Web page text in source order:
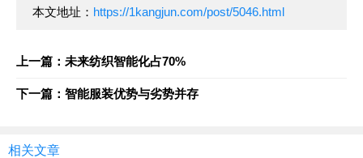
本文地址： https://1kangjun.com/post/5046.html
上一篇：未来纺织智能化占70%
下一篇：智能服装优势与劣势并存
相关文章